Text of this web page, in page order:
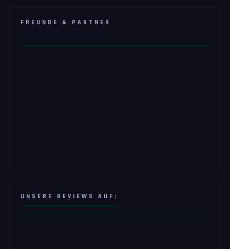
FREUNDE & PARTNER
UNSERE REVIEWS AUF: